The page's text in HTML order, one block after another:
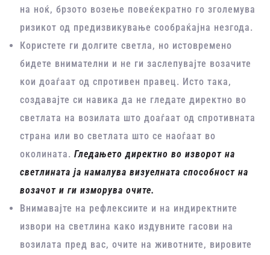
на ноќ, брзото возење повеќекратно го зголемува
ризикот од предизвикување сообраќајна незгода.
Користете ги долгите светла, но истовремено
бидете внимателни и не ги заслепувајте возачите
кои доаѓаат од спротивен правец. Исто така,
создавајте си навика да не гледате директно во
светлата на возилата што доаѓаат од спротивната
страна или во светлата што се наоѓаат во
околината.Гледањето директно во изворот на
светлината ја намалува визуелната способност на
возачот и ги изморува очите.
Внимавајте на рефлексиите и на индиректните
извори на светлина како издувните гасови на
возилата пред вас, очите на животните, вировите